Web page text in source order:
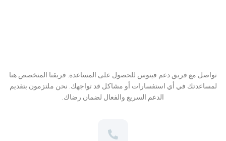
مع فريق دعم فينوس للحصول على المساعدة. فريقنا المتخصص هنا
في أي استفسارات أو مشاكل قد تواجهك. نحن ملتزمون بتقديم
الدعم السريع والفعال لضمان رضاك.